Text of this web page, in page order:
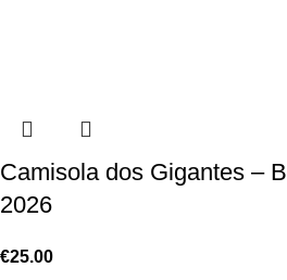
Camisola dos Gigantes –
2026
€25.00